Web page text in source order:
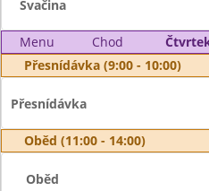
Svačina
Menu Chod
Přesnídávka (9:00 - 10:00)
Přesnídávka
Oběd (11:00 - 14:00)
Oběd